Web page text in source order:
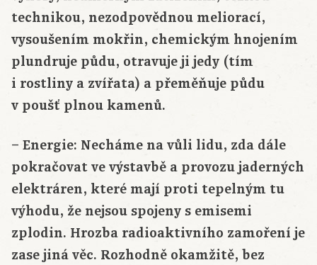
technikou, nezodpovědnou meliorací,
vysoušením mokřin, chemickým hnojením
plundruje půdu, otravuje ji jedy (tím
i rostliny a zvířata) a přeměňuje půdu
v poušť plnou kamenů.
– Energie: Necháme na vůli lidu, zda dále
pokračovat ve výstavbě a provozu jaderných
elektráren, které mají proti tepelným tu
výhodu, že nejsou spojeny s emisemi
zplodin. Hrozba radioaktivního zamoření je
zase jiná věc. Rozhodně okamžitě, bez